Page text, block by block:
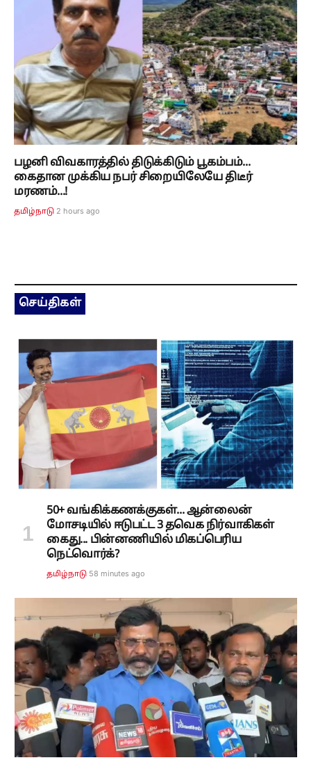
பழனி விவகாரத்தில் திடுக்கிடும் பூகம்பம்...
கைதான முக்கிய நபர் சிறையிலேயே திடீர்
மரணம்...!
தமிழ்நாடு 2 hours ago
செய்திகள்
50+ வங்கிக்கணக்குகள்... ஆன்லைன்
மோசடியில் ஈடுபட்ட 3 தவெக நிர்வாகிகள்
கைது... பின்னணியில் மிகப்பெரிய
நெட்வொர்க்?
தமிழ்நாடு 58 minutes ago